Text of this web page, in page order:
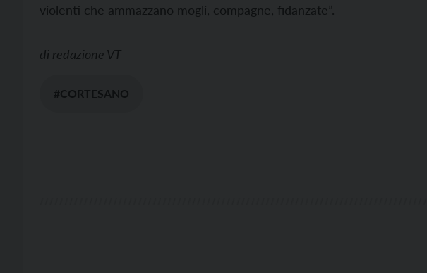
violenti che ammazzano mogli, compagne, fidanzate”.
di redazione VT
#CORTESANO